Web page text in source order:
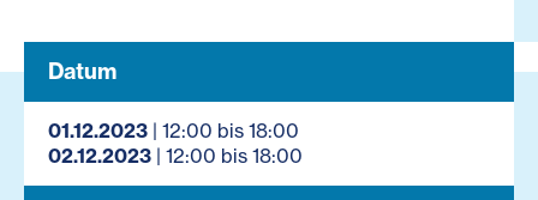
Datum
01.12.2023 | 12:00 bis 18:00
02.12.2023 | 12:00 bis 18:00